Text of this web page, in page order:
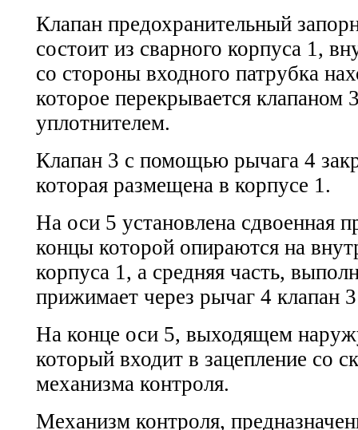
Клапан предохранительный
состоит из сварного корпуса 1,
со стороны входного патрубка
которое перекрывается клапаном
уплотнителем.
Клапан 3 с помощью рычага 4
которая размещена в корпусе 1.
На оси 5 установлена сдвоенная
концы которой опираются на
корпуса 1, а средняя часть,
прижимает через рычаг 4 клапан
На конце оси 5, выходящем
который входит в зацепление со
механизма контроля.
Механизм контроля,